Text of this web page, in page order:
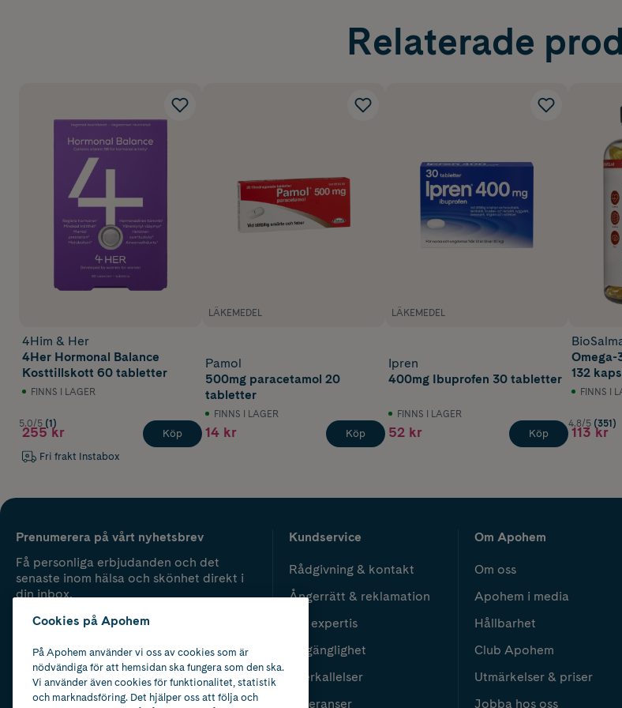
Relaterade
4Him & Her
4Her Hormonal Balance
Kosttillskott 60 tabletter
FINNS I LAGER
5.0/5 (1)
255 kr
Fri frakt Instabox
Köp
LÄKEMEDEL
Pamol
500mg paracetamol 20
tabletter
FINNS I LAGER
14 kr Köp
LÄKEMEDEL
Ipren
400mg Ibuprofen 30 tabletter
FINNS I LAGER
52 kr Köp
Omega-
132
FINNS I
4.8/5 (351)
113 kr
Prenumerera på vårt nyhetsbrev
Få personliga erbjudanden och det
senaste inom hälsa och skönhet direkt i
din inbox.
Kundservice
Rådgivning & kontakt
Ångerrätt & reklamation
Vår expertis
Tillgänglighet
Återkallelser
Leveranser
Om Apohem
Om oss
Apohem i media
Hållbarhet
Club Apohem
Utmärkelser & priser
Jobba hos oss
Cookies på Apohem
På Apohem använder vi oss av cookies som är
nödvändiga för att hemsidan ska fungera som den ska.
Vi använder även cookies för funktionalitet, statistik
och marknadsföring. Det hjälper oss att följa och